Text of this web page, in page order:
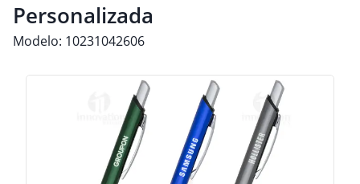
Personalizada
Modelo: 10231042606